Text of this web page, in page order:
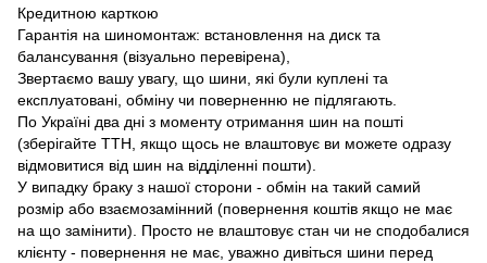
Кредитною карткою
Гарантія на шиномонтаж: встановлення на диск та
балансування (візуально перевірена),
Звертаємо вашу увагу, що шини, які були куплені та
експлуатовані, обміну чи поверненню не підлягають.
По Україні два дні з моменту отримання шин на пошті
(зберігайте ТТН, якщо щось не влаштовує ви можете одразу
відмовитися від шин на відділенні пошти).
У випадку браку з нашої сторони - обмін на такий самий
розмір або взаємозамінний (повернення коштів якщо не має
на що замінити). Просто не влаштовує стан чи не сподобалися
клієнту - повернення не має, уважно дивіться шини перед